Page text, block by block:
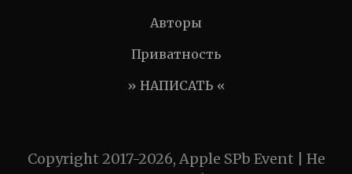
Авторы
Приватность
» НАПИСАТЬ «
Copyright 2017-2026, Apple SPb Event | Не